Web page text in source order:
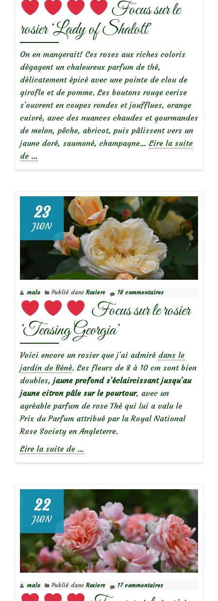
Focus sur le
rosier ‘Lady of Shalott’
On en mangerait! Ces roses aux riches coloris
dégagent un chaleureux parfum de thé,
délicatement épicé avec une pointe de clou de
girofle et de pomme. Les boutons rouge cerise
s’ouvrent en coupes rondes et joufflues, orange
cuivré, avec des nuances chaudes et gourmandes
de melon, pêche, abricot, puis pâlissent vers un
jaune doré, saumoné, champagne… Lire la suite
de à
rosier
‘Lady
of
Shalott’
…
23
JUIN
malo Publié dans Rosiers 18 commentaires
Focus sur le rosier
‘Teasing Georgia’
Voici encore un rosier que j’ai admiré dans le
jardin de Béné. Les fleurs de 8 à 10 cm sont bien
doubles, jaune profond s’éclaircissant jusqu’au
jaune citron pâle sur le pourtour, avec un
agréable parfum de rose Thé qui lui a valu le
Prix du Parfum attribué par la Royal National
Rose Society en Angleterre.
Lire la suite de à
Focus
sur
le
rosier
‘Teasing
…
22
JUIN
malo Publié dans Rosiers 17 commentaires